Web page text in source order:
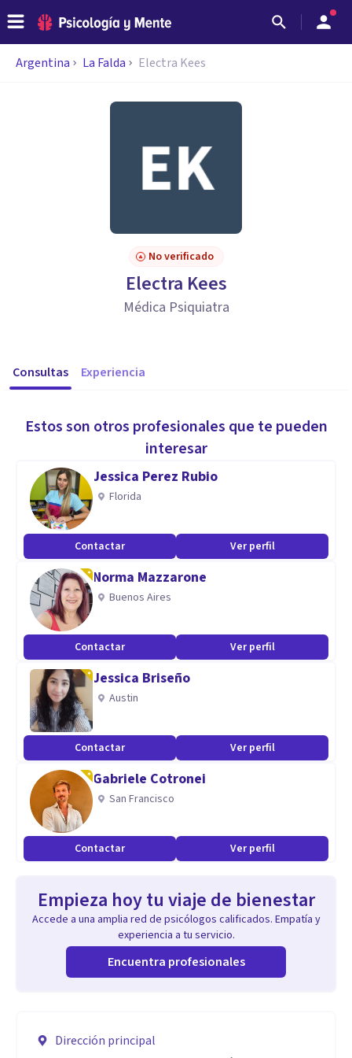
Argentina La Falda Electra Kees
No verificado
Electra Kees
Médica Psiquiatra
Consultas Experiencia
Estos son otros profesionales que te pueden
interesar
Jessica Perez Rubio
Florida
Contactar Ver perfil
Norma Mazzarone
Buenos Aires
Contactar Ver perfil
Jessica Briseño
Austin
Contactar Ver perfil
Gabriele Cotronei
San Francisco
Contactar Ver perfil
Empieza hoy tu viaje de bienestar
Accede a una amplia red de psicólogos calificados. Empatía y
experiencia a tu servicio.
Encuentra profesionales
Dirección principal